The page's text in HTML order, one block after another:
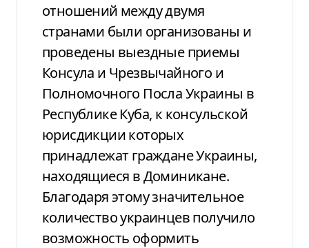
отношений между двумя
странами были организованы и
проведены выездные приемы
Консула и Чрезвычайного и
Полномочного Посла Украины в
Республике Куба, к консульской
юрисдикции которых
принадлежат граждане Украины,
находящиеся в Доминикане.
Благодаря этому значительное
количество украинцев получило
возможность оформить